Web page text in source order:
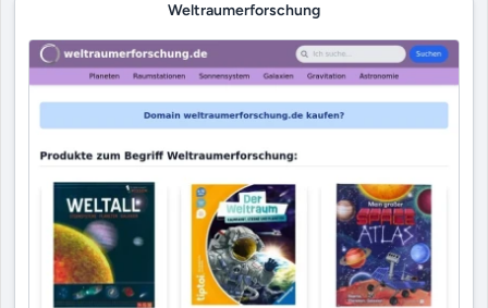
Weltraumerforschung